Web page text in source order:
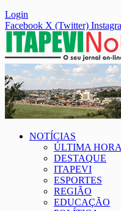
Login
Facebook X (Twitter)
NOTÍCIAS
ÚLTIMA HORA
DESTAQUE
ITAPEVI
ESPORTES
REGIÃO
EDUCAÇÃO